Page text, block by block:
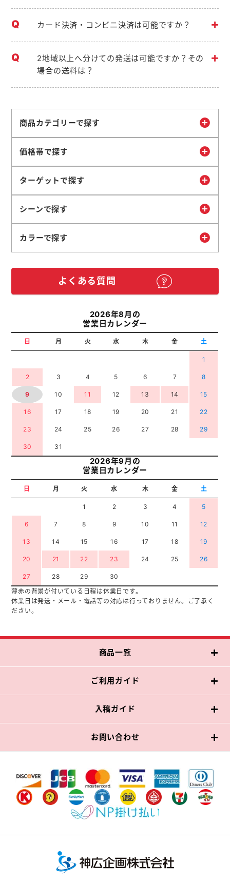
カード決済・コンビニ決済は可能ですか？
2地域以上へ分けての発送は可能ですか？その
場合の送料は？
商品カテゴリーで探す
価格帯で探す
ターゲットで探す
シーンで探す
カラーで探す
よくある質問
2026年8月の
営業日カレンダー
日 月 火 水 木 金 土
1
2 3 4 5 6 7 8
9 10 11 12 13 14 15
16 17 18 19 20 21 22
23 24 25 26 27 28 29
30 31
2026年9月の
営業日カレンダー
日 月 火 水 木 金 土
1 2 3 4 5
6 7 8 9 10 11 12
13 14 15 16 17 18 19
20 21 22 23 24 25 26
27 28 29
30
薄赤の背景が付いている日程は休業日です。
休業日は発送・メール・電話等の対応は行っておりません。ご了承く
ださい。
商品一覧
ご利用ガイド
入稿ガイド
お問い合わせ